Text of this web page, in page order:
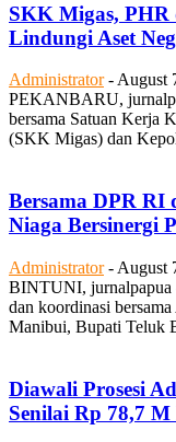
SKK Migas, PHR
Lindungi Aset
Administrator -August
PEKANBARU,
bersama Satuan Kerja
(SKK Migas) dan
Bersama DPR RI
Niaga Bersinergi
Administrator - August
BINTUNI, jurnalpapua
dan koordinasi
Manibui, Bupati Teluk
Diawali Prosesi
Senilai Rp 78,7